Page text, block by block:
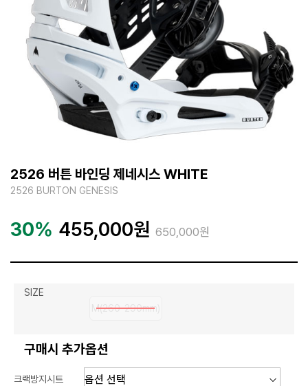
2526 버튼 바인딩 제네시스 WHITE
2526 BURTON GENESIS
30% 455,000원 650,000원
SIZE
M(260-290mm)
구매시 추가옵션
크랙방지시트